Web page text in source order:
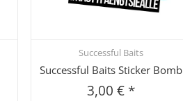
Schnellkauf
Successful Baits
Successful Baits Sticker Bomb
3,00 € *